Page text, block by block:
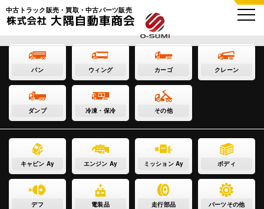
中古トラック販売・買取・中古パーツ販売
バン ウィング カーゴ クレーン
ダンプ 冷凍・保冷 その他
キャビン Ay エンジン Ay ミッション Ay ボディ
デフ 電装品 走行部品 パーツその他